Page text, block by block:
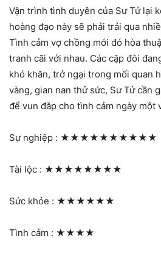
Vận trình tình duyên của Sư Tử lại
hoàng đạo này sẽ phải trải qua
Tình cảm vợ chồng mới đó hòa
tranh cãi với nhau. Các cặp đôi
khó khăn, trở ngại trong mối quan
vàng, gian nan thử sức, Sư Tử cần
để vun đắp cho tình cảm ngày một
Sự nghiệp : ★★★★★★★★★★
Tài lộc : ★★★★★★★★
Sức khỏe : ★★★★★★
Tình cảm : ★★★★